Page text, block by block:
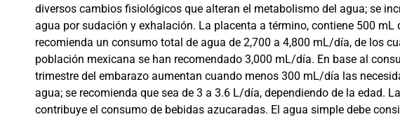
diversos cambios fisiológicos que alteran el metabolismo del agua; se
agua por sudación y exhalación. La placenta a término, contiene 500
recomienda un consumo total de agua de 2,700 a 4,800 mL/día, de los
población mexicana se han recomendado 3,000 mL/día. En base al
trimestre del embarazo aumentan cuando menos 300 mL/día las
agua; se recomienda que sea de 3 a 3.6 L/día, dependiendo de la edad.
contribuye el consumo de bebidas azucaradas. El agua simple debe